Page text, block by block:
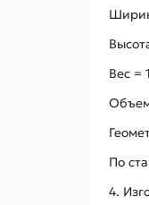
Вес =
По
4.